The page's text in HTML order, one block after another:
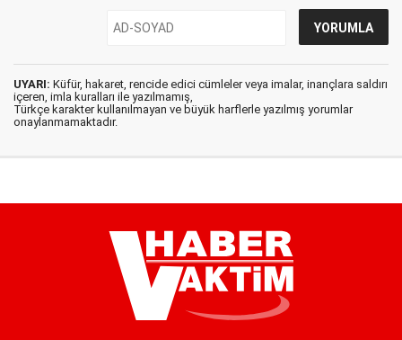
UYARI: Küfür, hakaret, rencide edici cümleler veya imalar, inançlara saldırı
içeren, imla kuralları ile yazılmamış,
Türkçe karakter kullanılmayan ve büyük harflerle yazılmış yorumlar
onaylanmamaktadır.